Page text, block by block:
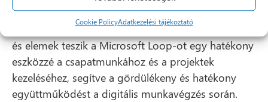
Cookie PolicyAdatkezelési tájékoztató
dolgozzanak együtt különféle tartalomtípusokon a
már megszokott alkalmazásokban. Ezek a funkciók
és elemek teszik a Microsoft Loop-ot egy hatékony
eszközzé a csapatmunkához és a projektek
kezeléséhez, segítve a gördülékeny és hatékony
együttműködést a digitális munkavégzés során.